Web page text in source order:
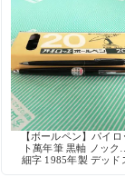
【ボールペン】パイロ
ト萬年筆 黒軸 ノック式
細字 1985年製 デッド